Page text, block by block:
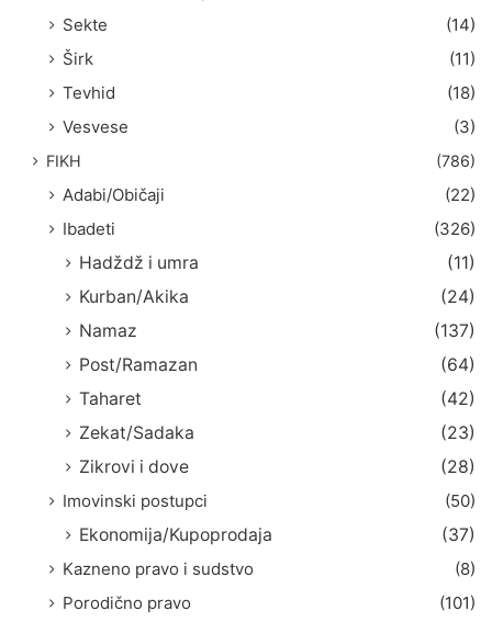
Sekte
(14)
Širk
(11)
Tevhid
(18)
Vesvese
(3)
FIKH (786)
Adabi/Običaji
(22)
Ibadeti
(326)
Hadždž i umra
(11)
Kurban/Akika
(24)
Namaz
(137)
Post/Ramazan
(64)
Taharet
(42)
Zekat/Sadaka
(23)
Zikrovi i dove
(28)
Imovinski postupci
(50)
Ekonomija/Kupoprodaja
(37)
Kazneno pravo i sudstvo
(8)
Porodično pravo
(101)